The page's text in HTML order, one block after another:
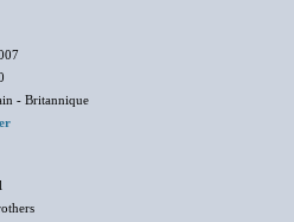
- Britannique